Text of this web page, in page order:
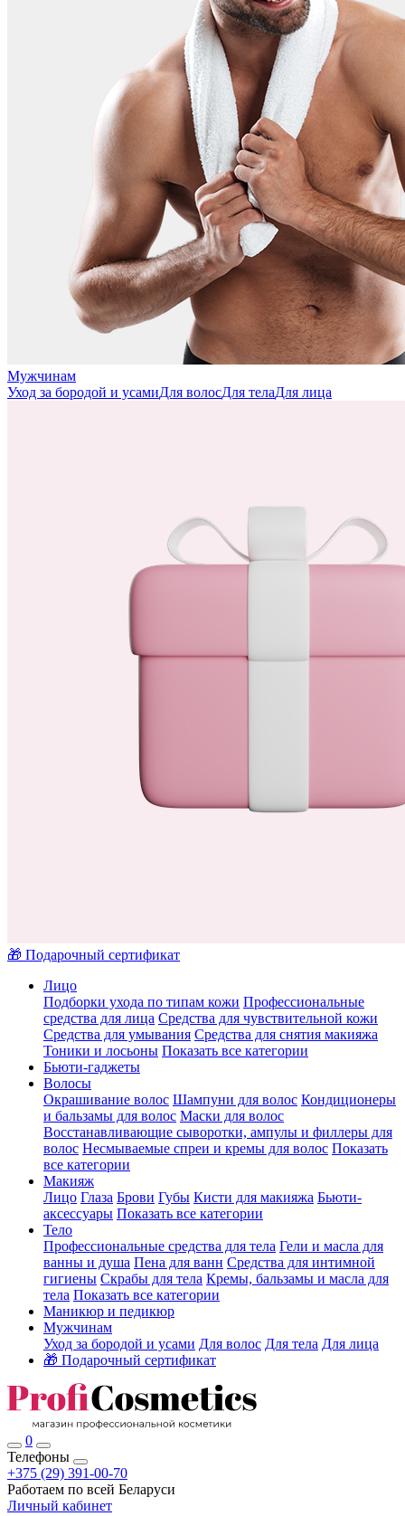
Мужчинам
Уход за бородой и усамиДля волосДля телаДля лица
🎁 Подарочный сертификат
Лицо
Подборки ухода по типам кожи Профессиональные
средства для лица Средства для чувствительной кожи
Средства для умывания Средства для снятия макияжа
Тоники и лосьоны Показать все категории
Бьюти-гаджеты
Волосы
Окрашивание волос Шампуни для волос Кондиционеры
и бальзамы для волос Маски для волос
Восстанавливающие сыворотки, ампулы и филлеры для
волос Несмываемые спреи и кремы для волос Показать
все категории
Макияж
Лицо Глаза Брови Губы Кисти для макияжа Бьюти-
аксессуары Показать все категории
Тело
Профессиональные средства для тела Гели и масла для
ванны и душа Пена для ванн Средства для интимной
гигиены Скрабы для тела Кремы, бальзамы и масла для
тела Показать все категории
Маникюр и педикюр
Мужчинам
Уход за бородой и усами Для волос Для тела Для лица
🎁 Подарочный сертификат
0
Телефоны
+375 (29) 391-00-70
Работаем по всей Беларуси
Личный кабинет